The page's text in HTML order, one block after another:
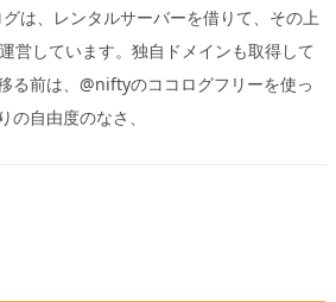
は、レンタルサーバーを借りて、その上
営しています。独自ドメインも取得して
る前は、@niftyのココログフリーを使っ
の自由度のなさ、